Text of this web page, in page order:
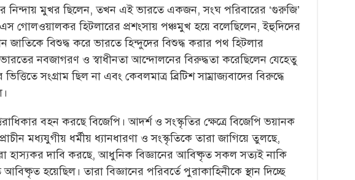
নিন্দায় মুখর ছিলেন, তখন এই ভারতে একজন, সংঘ পরিবারের ‘গুরুজি’
গোলওয়ালকর হিটলারের প্রশংসায় পঞ্চমুখ হয়ে বলেছিলেন, ইহুদিদের
জাতিকে বিশুদ্ধ করে ভারতে হিন্দুদের বিশুদ্ধ করার পথ হিটলার
ভারতের নবজাগরণ ও স্বাধীনতা আন্দোলনের বিরুদ্ধতা করেছিলেন যেহেতু
সংগ্রাম ছিল না এবং কেবলমাত্র ব্রিটিশ সাম্রাজ্যবাদের বিরুদ্ধে
বহন করছে বিজেপি। আদর্শ ও সংস্কৃতির ক্ষেত্রে বিজেপি ভয়ানক
মধ্যযুগীয় ধর্মীয় ধ্যানধারণা ও সংস্কৃতিকে তারা জাগিয়ে তুলছে,
হাস্যকর দাবি করছে, আধুনিক বিজ্ঞানের আবিষ্কৃত সকল সত্যই নাকি
আবিষ্কৃত হয়েছিল। তারা বিজ্ঞানের পরিবর্তে পুরাকাহিনীকে স্থান দিচ্ছে